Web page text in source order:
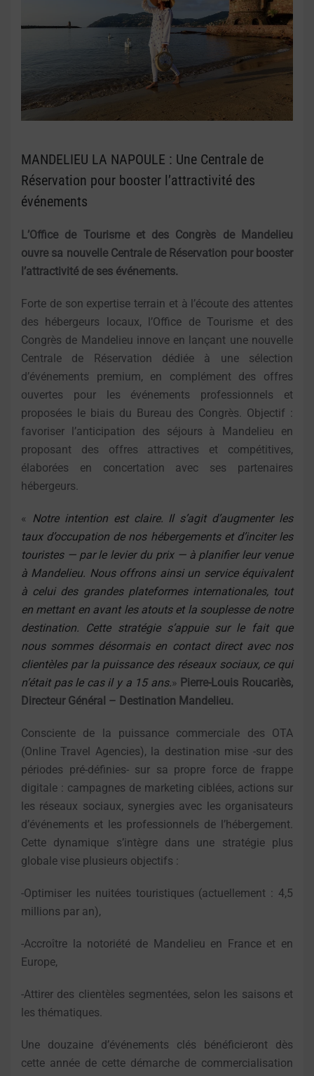
MANDELIEU LA NAPOULE : Une Centrale de
Réservation pour booster l’attractivité des
événements
L’Office de Tourisme et des Congrès de Mandelieu
ouvre sa nouvelle Centrale de Réservation pour booster
l’attractivité de ses événements.
Forte de son expertise terrain et à l’écoute des attentes
des hébergeurs locaux, l’Office de Tourisme et des
Congrès de Mandelieu innove en lançant une nouvelle
Centrale de Réservation dédiée à une sélection
d’événements premium, en complément des offres
ouvertes pour les événements professionnels et
proposées le biais du Bureau des Congrès. Objectif :
favoriser l’anticipation des séjours à Mandelieu en
proposant des offres attractives et compétitives,
élaborées en concertation avec ses partenaires
hébergeurs.
«
Notre intention est claire. Il s’agit d’augmenter les
taux d’occupation de nos hébergements et d’inciter les
touristes — par le levier du prix — à planifier leur venue
à Mandelieu. Nous offrons ainsi un service équivalent
à celui des grandes plateformes internationales, tout
en mettant en avant les atouts et la souplesse de notre
destination. Cette stratégie s’appuie sur le fait que
nous sommes désormais en contact direct avec nos
clientèles par la puissance des réseaux sociaux, ce qui
n’était pas le cas il y a 15 ans.» Pierre-Louis Roucariès,
Directeur Général – Destination Mandelieu.
Consciente de la puissance commerciale des OTA
(Online Travel Agencies), la destination mise -sur des
périodes pré-définies- sur sa propre force de frappe
digitale : campagnes de marketing ciblées, actions sur
les réseaux sociaux, synergies avec les organisateurs
d’événements et les professionnels de l’hébergement.
Cette dynamique s’intègre dans une stratégie plus
globale vise plusieurs objectifs :
-Optimiser les nuitées touristiques (actuellement : 4,5
millions par an),
-Accroître la notoriété de Mandelieu en France et en
Europe,
-Attirer des clientèles segmentées, selon les saisons et
les thématiques.
Une douzaine d’événements clés bénéficieront dès
cette année de cette démarche de commercialisation